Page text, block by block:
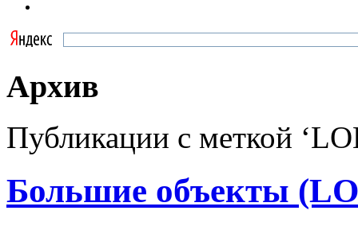
Архив
Публикации с меткой
Большие объекты